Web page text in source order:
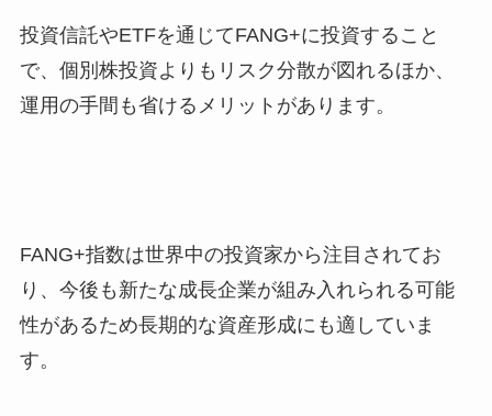
投資信託やETFを通じてFANG+に投資すること
で、個別株投資よりもリスク分散が図れるほか、
運用の手間も省けるメリットがあります。
FANG+指数は世界中の投資家から注目されてお
り、今後も新たな成長企業が組み入れられる可能
性があるため長期的な資産形成にも適していま
す。